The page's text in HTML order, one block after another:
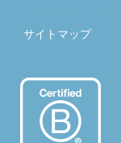
サイトマップ